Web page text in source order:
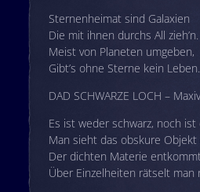
Sternenheimat sind Galaxien
Die mit ihnen durchs All zieh’n.
Meist von Planeten umgeben,
Gibt’s ohne Sterne kein Leben.
DAD SCHWARZE LOCH –
Es ist weder schwarz, noch ist
Man sieht das obskure Objekt
Der dichten Materie
Über Einzelheiten rätselt man